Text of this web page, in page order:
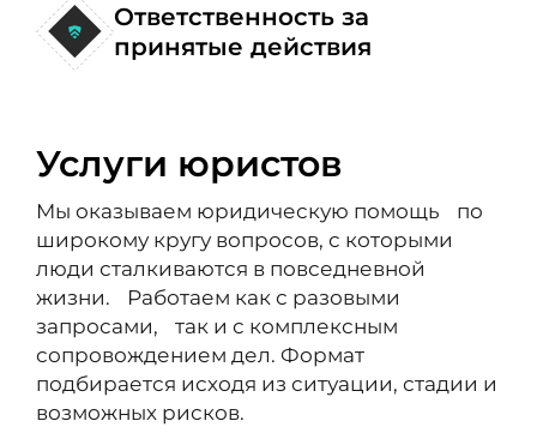
Ответственность за
принятые действия
Услуги юристов
Мы оказываем юридическую помощь по
широкому кругу вопросов, с которыми
люди сталкиваются в повседневной
жизни. Работаем как с разовыми
запросами, так и с комплексным
сопровождением дел. Формат
подбирается исходя из ситуации, стадии и
возможных рисков.